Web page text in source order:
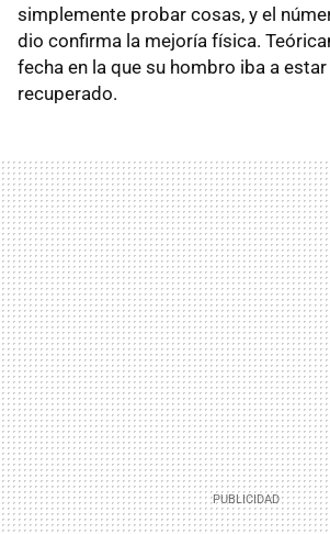
simplemente probar cosas, y el
dio confirma la mejoría física.
fecha en la que su hombro iba a
recuperado.